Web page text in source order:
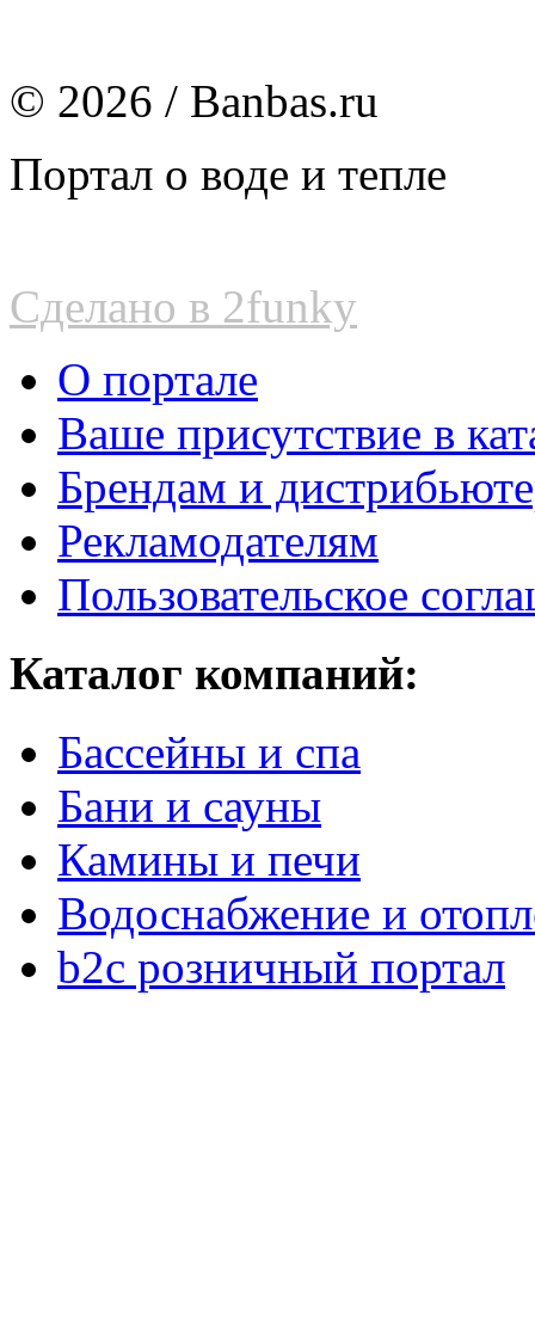
© 2026 / Banbas.ru
Портал о воде и тепле
Сделано в 2funky
О портале
Ваше присутствие в
Брендам и
Рекламодателям
Пользовательское
Каталог компаний:
Бассейны и спа
Бани и сауны
Камины и печи
Водоснабжение и
b2c розничный портал